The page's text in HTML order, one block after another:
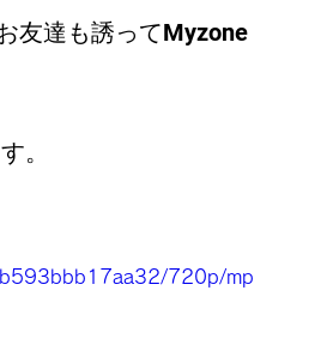
友達も誘ってMyzone
。
720p/mp